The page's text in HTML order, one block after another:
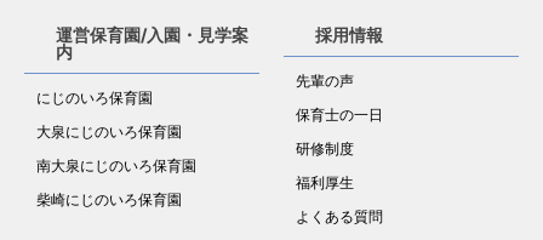
運営保育園/入園・見学案
内
にじのいろ保育園
大泉にじのいろ保育園
南大泉にじのいろ保育園
柴崎にじのいろ保育園
採用情報
先輩の声
保育士の一日
研修制度
福利厚生
よくある質問